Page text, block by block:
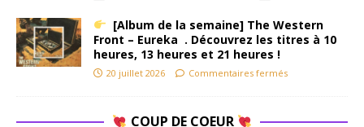
[Album de la semaine] The Western
Front – Eureka . Découvrez les titres à 10
heures, 13 heures et 21 heures !
20 juillet 2026 Commentaires fermés
COUP DE COEUR